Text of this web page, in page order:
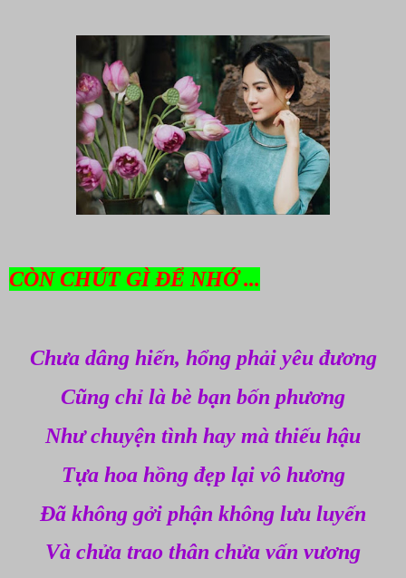
CÒN CHÚT GÌ ĐỂ NHỚ ...
Chưa dâng hiến, hổng phải yêu đương
Cũng chỉ là bè bạn bốn phương
Như chuyện tình hay mà thiếu hậu
Tựa hoa hồng đẹp lại vô hương
Đã không gởi phận không lưu luyến
Và chửa trao thân chửa vấn vương